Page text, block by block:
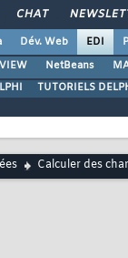
CHAT
Dév. Web EDI
NetBeans
TUTORIELS
Calculer des